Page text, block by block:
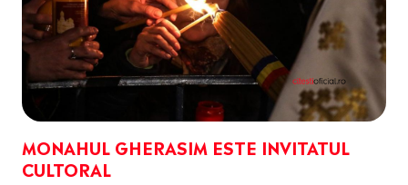
MONAHUL GHERASIM ESTE INVITATUL
CULTORAL